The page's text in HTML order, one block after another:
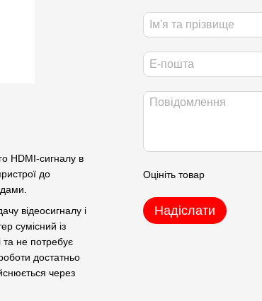
HDMI-сигналу в
до
відеосигналу і
сумісний із
та не потребує
достатньо
через
Оцініть товар
Надіслати